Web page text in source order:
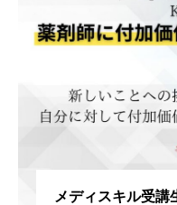
メディスキル受講